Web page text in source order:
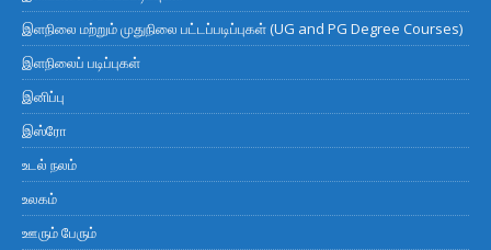
இளநிலை மற்றும் முதுநிலை பட்டப்படிப்புகள் (UG and PG Degree Courses)
இளநிலைப் படிப்புகள்
இனிப்பு
இஸ்ரோ
உடல் நலம்
உலகம்
ஊரும் பேரும்